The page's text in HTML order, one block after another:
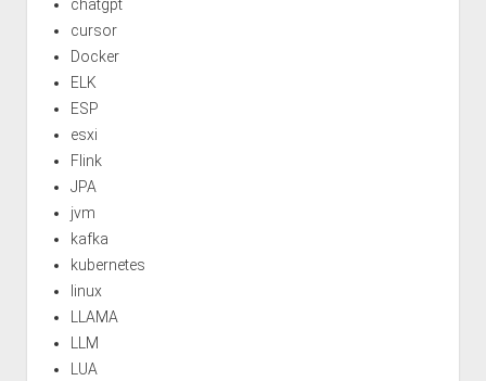
chatgpt
cursor
Docker
ELK
ESP
esxi
Flink
JPA
jvm
kafka
kubernetes
linux
LLAMA
LLM
LUA